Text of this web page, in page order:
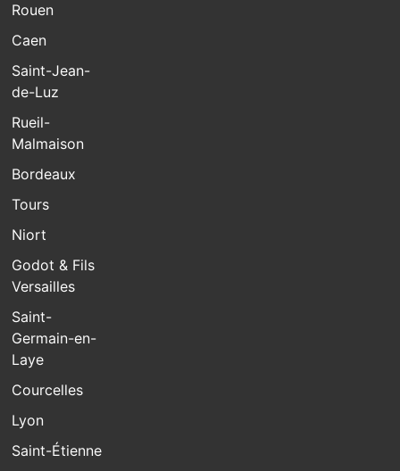
Rouen
Caen
Saint-Jean-
de-Luz
Rueil-
Malmaison
Bordeaux
Tours
Niort
Godot & Fils
Versailles
Saint-
Germain-en-
Laye
Courcelles
Lyon
Saint-Étienne